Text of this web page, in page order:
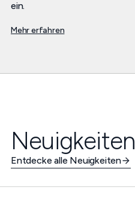
ein.
Mehr erfahren
Neuigkeiten
Entdecke alle Neuigkeiten